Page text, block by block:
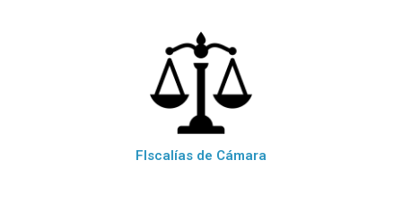
FIscalías de Cámara